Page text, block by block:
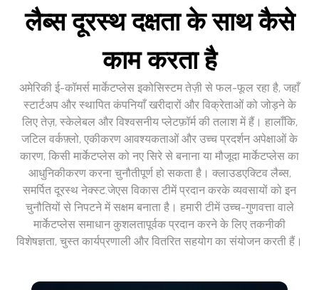
लैब्स दूरस्थ दक्षता के साथ कैसे
काम करता है
अमेरिकी ई-कॉमर्स मार्केटप्लेस इकोसिस्टम तेज़ी से फल-फूल रहा है, जहाँ
स्टार्टअप और स्थापित कंपनियाँ खरीदारों और विक्रेताओं को जोड़ने के
लिए तेज़, स्केलेबल और विश्वसनीय प्लेटफ़ॉर्म की तलाश में हैं। हालाँकि,
जटिल वर्कफ़्लो, एकीकरण आवश्यकताओं और उच्च प्रदर्शन अपेक्षाओं के
कारण, किसी मार्केटप्लेस को नए सिरे से बनाना या मौजूदा मार्केटप्लेस का
आधुनिकीकरण करना चुनौतीपूर्ण हो सकता है। क्लाउडएक्टिव लैब्स,
समर्पित दूरस्थ नेक्स्ट.जेएस विकास टीमें प्रदान करके व्यवसायों को इन
चुनौतियों से निपटने में सक्षम बनाता है। हमारी टीमें उच्च-गुणवत्ता वाले
मार्केटप्लेस समाधान कुशलतापूर्वक प्रदान करने के लिए तकनीकी
विशेषज्ञता, चुस्त कार्यप्रणाली और वितरित सहयोग का संयोजन करती हैं।